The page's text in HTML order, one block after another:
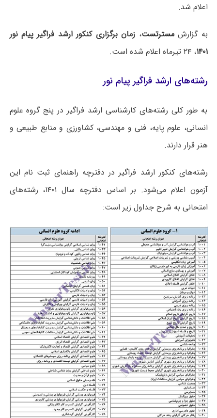
اعلام شد.
به گزارشمسترتست، زمان برگزاری کنکور ارشد فراگیر پیام نور
۱۴۰۱، ۲۴ تیرماه اعلام شده است.
رشته‌های ارشد فراگیر پیام نور
به طور کلی رشته‌های کارشناسی ارشد فراگیر در پنج گروه علوم
انسانی، علوم پایه، فنی و مهندسی، کشاورزی و منابع طبیعی و
هنر قرار دارند.
رشته‌های کنکور ارشد فراگیر در دفترچه راهنمای ثبت نام این
آزمون اعلام می‌شود. بر اساس دفترچه سال ۱۴۰۱، رشته‌های
امتحانی به شرح جداول زیر است: